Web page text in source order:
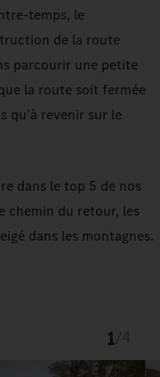
temps, le
de la route
parcourir une petite
la route soit fermée
qu’à revenir sur le
dans le top 5 de nos
chemin du retour, les
dans les montagnes.
1